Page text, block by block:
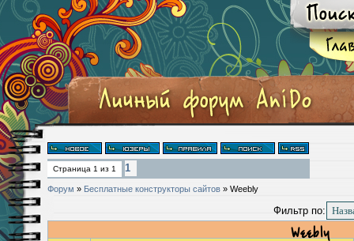
Страница 1 из 1 1
Форум » Бесплатные конструкторы сайтов » Weebly
Фильтр по:
Weebly